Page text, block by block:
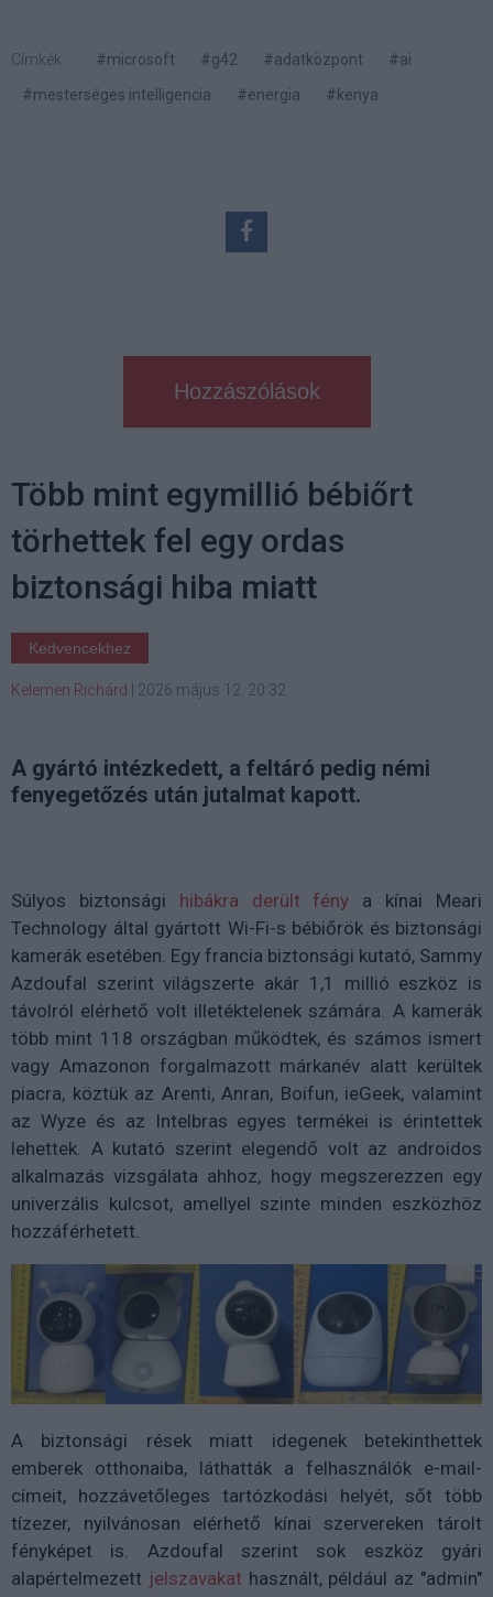
Címkék: #microsoft #g42 #adatközpont
#ai
#mesterséges intelligencia
#energia #kenya
Hozzászólások
Több mint egymillió bébiőrt
törhettek fel egy ordas
biztonsági hiba miatt
Kedvencekhez
Kelemen Richárd 2026 május 12. 20:32
A gyártó intézkedett, a feltáró pedig némi
fenyegetőzés után jutalmat kapott.
Súlyos biztonsági hibákra derült fény a kínai Meari
Technology által gyártott Wi-Fi-s bébiőrök és biztonsági
kamerák esetében. Egy francia biztonsági kutató, Sammy
Azdoufal szerint világszerte akár 1,1 millió eszköz is
távolról elérhető volt illetéktelenek számára. A kamerák
több mint 118 országban működtek, és számos ismert
vagy Amazonon forgalmazott márkanév alatt kerültek
piacra, köztük az Arenti, Anran, Boifun, ieGeek, valamint
az Wyze és az Intelbras egyes termékei is érintettek
lehettek. A kutató szerint elegendő volt az androidos
alkalmazás vizsgálata ahhoz, hogy megszerezzen egy
univerzális kulcsot, amellyel szinte minden eszközhöz
hozzáférhetett.
A biztonsági rések miatt idegenek betekinthettek
emberek otthonaiba, láthatták a felhasználók e-mail-
címeit, hozzávetőleges tartózkodási helyét, sőt több
tízezer, nyilvánosan elérhető kínai szervereken tárolt
fényképet is. Azdoufal szerint sok eszköz gyári
alapértelmezett jelszavakat használt, például az "admin"